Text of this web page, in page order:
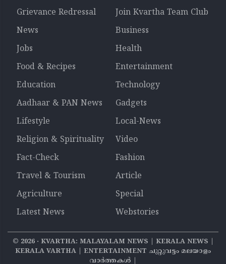
Grievance Redressal
Join Kvartha Team Club
News
Business
Jobs
Health
Food & Recipes
Entertainment
Education
Technology
Aadhaar & PAN News
Gadgets
Lifestyle
Local-News
Religion & Spirituality
Video
Fact-Check
Fashion
Travel & Tourism
Article
Agriculture
Special
Latest News
Webstories
© 2026‧ KVARTHA: MALAYALAM NEWS | KERALA NEWS |
KERALA VARTHA | ENTERTAINMENT ചുറ്റുവട്ടം മലയാളം
വാര്‍ത്തകൾ |